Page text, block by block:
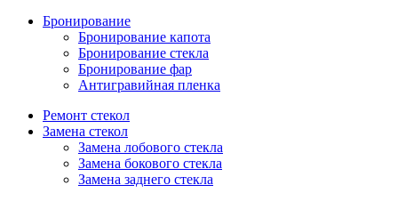
Бронирование
Бронирование капота
Бронирование стекла
Бронирование фар
Антигравийная пленка
Ремонт стекол
Замена стекол
Замена лобового стекла
Замена бокового стекла
Замена заднего стекла